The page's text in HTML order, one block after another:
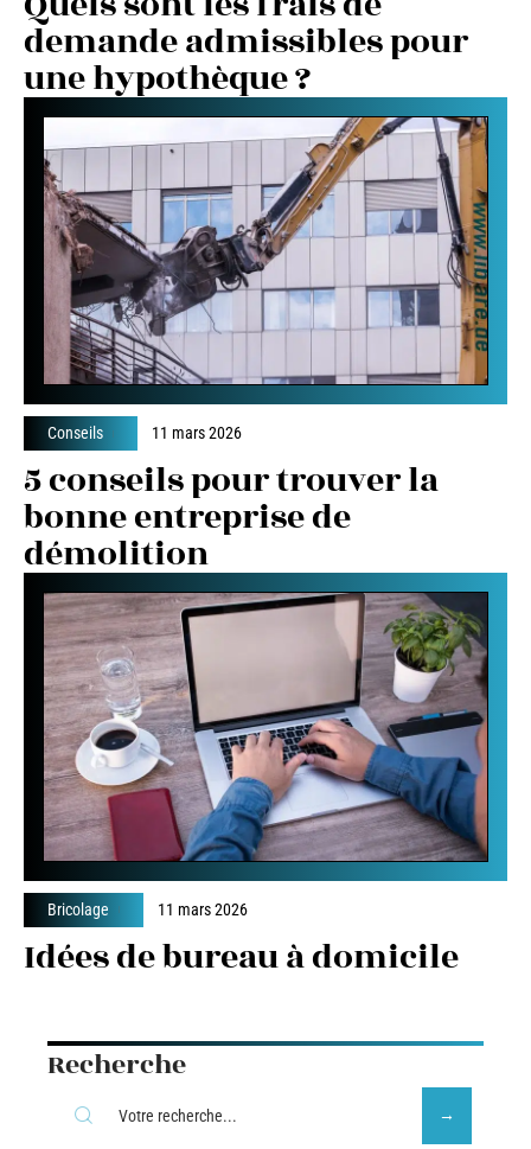
demande admissibles pour
une hypothèque ?
Conseils 11 mars 2026
5 conseils pour trouver la
bonne entreprise de
démolition
Bricolage 11 mars 2026
Idées de bureau à domicile
Recherche